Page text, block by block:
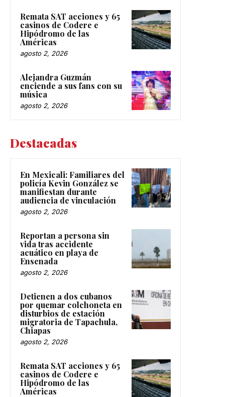
Remata SAT acciones y 65
casinos de Codere e
Hipódromo de las
Américas
agosto 2, 2026
Alejandra Guzmán
enciende a sus fans con su
música
agosto 2, 2026
Destacadas
En Mexicali: Familiares del
policía Kevin González se
manifiestan durante
audiencia de vinculación
agosto 2, 2026
Reportan a persona sin
vida tras accidente
acuático en playa de
Ensenada
agosto 2, 2026
Detienen a dos cubanos
por quemar colchoneta en
disturbios de estación
migratoria de Tapachula,
Chiapas
agosto 2, 2026
Remata SAT acciones y 65
casinos de Codere e
Hipódromo de las
Américas